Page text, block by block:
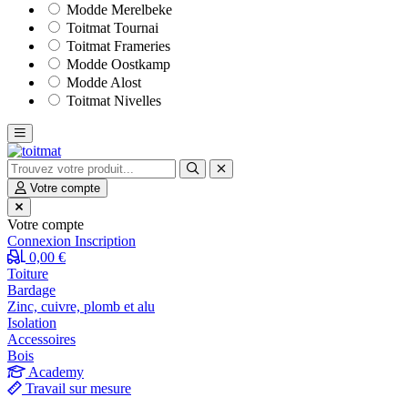
Modde Merelbeke
Toitmat Tournai
Toitmat Frameries
Modde Oostkamp
Modde Alost
Toitmat Nivelles
Votre compte
Votre compte
Connexion Inscription
0,00 €
Toiture
Bardage
Zinc, cuivre, plomb et alu
Isolation
Accessoires
Bois
Academy
Travail sur mesure